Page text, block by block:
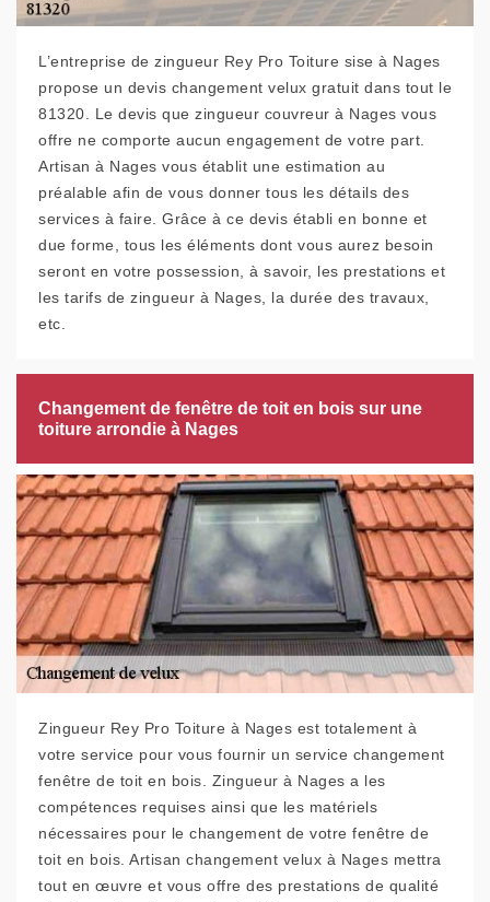
L’entreprise de zingueur Rey Pro Toiture sise à Nages
propose un devis changement velux gratuit dans tout le
81320. Le devis que zingueur couvreur à Nages vous
offre ne comporte aucun engagement de votre part.
Artisan à Nages vous établit une estimation au
préalable afin de vous donner tous les détails des
services à faire. Grâce à ce devis établi en bonne et
due forme, tous les éléments dont vous aurez besoin
seront en votre possession, à savoir, les prestations et
les tarifs de zingueur à Nages, la durée des travaux,
etc.
Changement de fenêtre de toit en bois sur une
toiture arrondie à Nages
Zingueur Rey Pro Toiture à Nages est totalement à
votre service pour vous fournir un service changement
fenêtre de toit en bois. Zingueur à Nages a les
compétences requises ainsi que les matériels
nécessaires pour le changement de votre fenêtre de
toit en bois. Artisan changement velux à Nages mettra
tout en œuvre et vous offre des prestations de qualité